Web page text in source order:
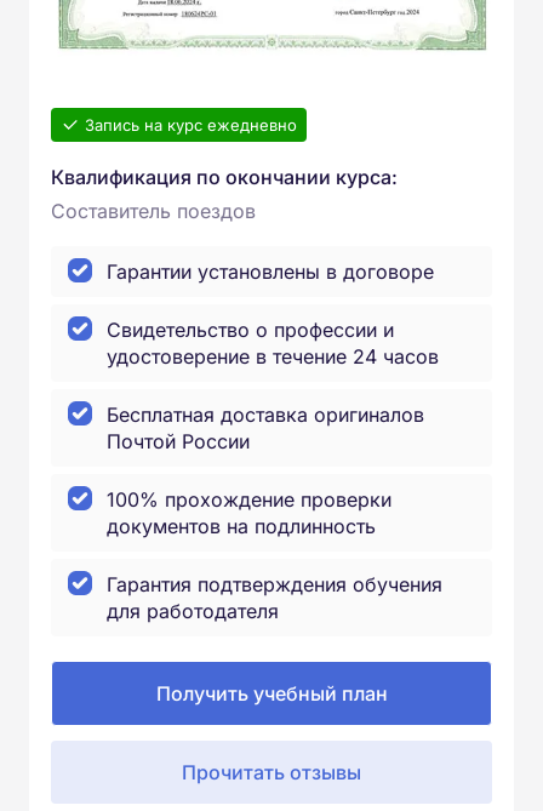
Запись на курс ежедневно
Квалификация по окончании курса:
Составитель поездов
Гарантии установлены в договоре
Свидетельство о профессии и
удостоверение в течение 24 часов
Бесплатная доставка оригиналов
Почтой России
100% прохождение проверки
документов на подлинность
Гарантия подтверждения обучения
для работодателя
Получить учебный план
Прочитать отзывы